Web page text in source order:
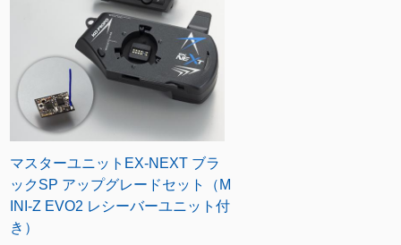
マスターユニットEX-NEXT ブラ
ックSP アップグレードセット（M
INI-Z EVO2 レシーバーユニット付
き）